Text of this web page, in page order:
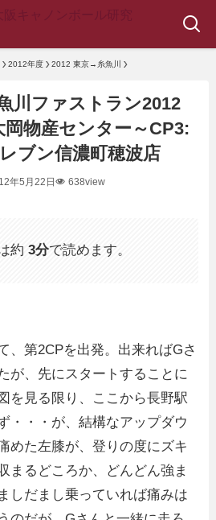
2012年度 2012 東京→糸魚川
川ファストラン2012
物産センター～CP3:
ブン信濃町穂波店
年5月22日 638view
約 3分で読めます。
、第2CPを出発。出来ればGさ
が、先にスタートすることに
を見る限り、ここから長野駅
・・・が、結構なアップダウ
めた左膝が、登りの度にズキ
まるどころか、どんどん強ま
しだまし乗っていれば痛みは